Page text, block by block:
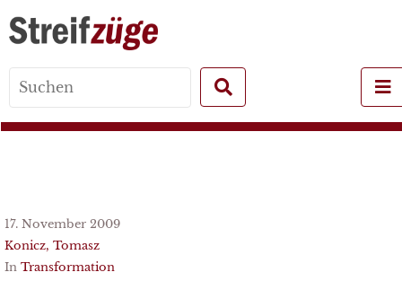
for:
17. November 2009
Konicz, Tomasz
In Transformation